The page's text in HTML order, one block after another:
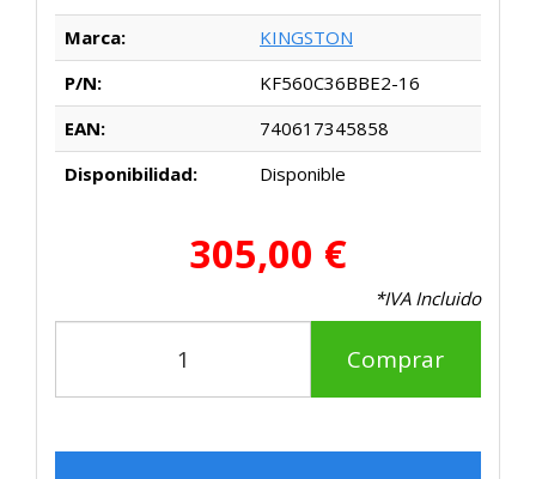
Marca:
KINGSTON
P/N:
KF560C36BBE2-16
EAN:
740617345858
Disponibilidad:
Disponible
305,00 €
*IVA Incluido
Comprar